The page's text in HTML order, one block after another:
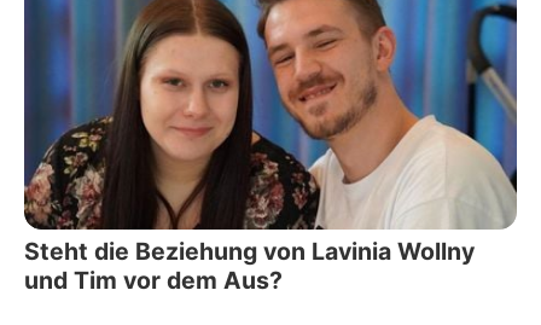
Steht die Beziehung von Lavinia Wollny
und Tim vor dem Aus?